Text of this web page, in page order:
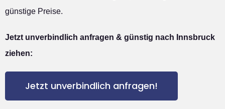
günstige Preise.
Jetzt unverbindlich anfragen & günstig nach Innsbruck
ziehen:
Jetzt unverbindlich anfragen!